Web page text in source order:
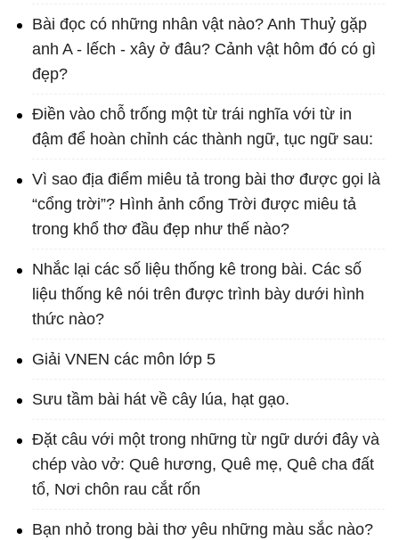
Bài đọc có những nhân vật nào? Anh Thuỷ gặp
anh A - lếch - xây ở đâu? Cảnh vật hôm đó có gì
đẹp?
Điền vào chỗ trống một từ trái nghĩa với từ in
đậm để hoàn chỉnh các thành ngữ, tục ngữ sau:
Vì sao địa điểm miêu tả trong bài thơ được gọi là
“cổng trời”? Hình ảnh cổng Trời được miêu tả
trong khổ thơ đầu đẹp như thế nào?
Nhắc lại các số liệu thống kê trong bài. Các số
liệu thống kê nói trên được trình bày dưới hình
thức nào?
Giải VNEN các môn lớp 5
Sưu tầm bài hát về cây lúa, hạt gạo.
Đặt câu với một trong những từ ngữ dưới đây và
chép vào vở: Quê hương, Quê mẹ, Quê cha đất
tổ, Nơi chôn rau cắt rốn
Bạn nhỏ trong bài thơ yêu những màu sắc nào?